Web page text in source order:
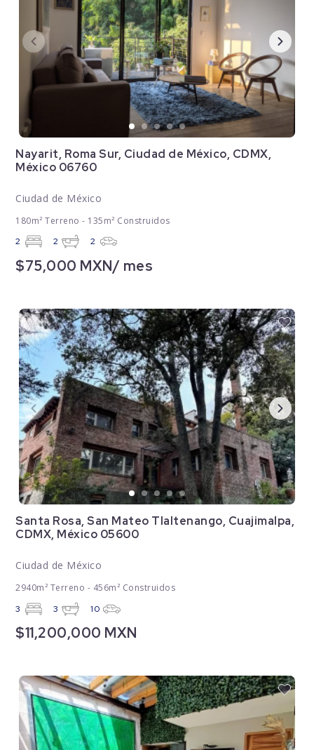
Nayarit, Roma Sur, Ciudad de México, CDMX,
México 06760
Ciudad de México
180m² Terreno - 135m² Construidos
2 2 2
$75,000 MXN/ mes
Santa Rosa, San Mateo Tlaltenango, Cuajimalpa,
CDMX, México 05600
Ciudad de México
2940m² Terreno - 456m² Construidos
3 3 10
$11,200,000 MXN